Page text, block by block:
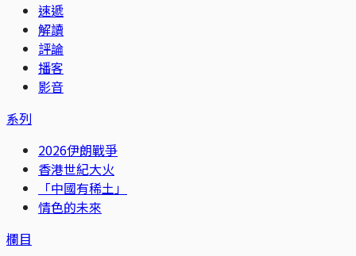
速遞
解讀
評論
播客
影音
系列
2026伊朗戰爭
香港世紀大火
「中國有稀土」
情色的未來
欄目